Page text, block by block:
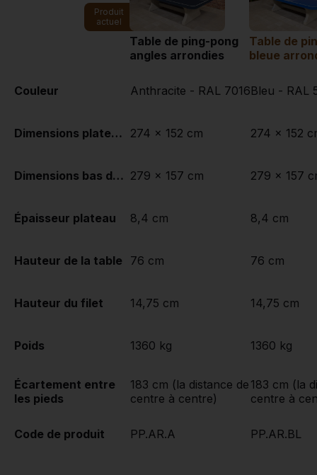
Produit
actuel
Table de ping-pong
angles arrondies
Table de
bleue
Couleur
Dimensions plateau de jeu (L x l)
Dimensions bas de plateau de jeu
Épaisseur plateau
Hauteur de la table
Hauteur du filet
Poids
Écartement entre
les pieds
Code de produit
Anthracite - RAL 7016
274 x 152 cm
279 x 157 cm
8,4 cm
76 cm
14,75 cm
1360 kg
183 cm (la distance de
centre à centre)
PP.AR.A
Bleu - RAL
274 x 152
279 x 157
8,4 cm
76 cm
14,75 cm
1360 kg
183 cm (la
centre à
PP.AR.BL